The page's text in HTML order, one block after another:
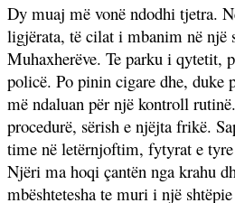
Dy muaj më vonë ndodhi tjetra.
ligjërata, të cilat i mbanim në një
Muhaxherëve. Te parku i qytetit,
policë. Po pinin cigare dhe, duke
më ndaluan për një kontroll
procedurë, sërish e njëjta frikë.
time në letërnjoftim, fytyrat e tyre
Njëri ma hoqi çantën nga krahu
mbështetesha te muri i një